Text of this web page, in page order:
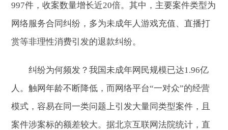
997件，收案数量增长近20倍。其中，主要案件类型为
网络服务合同纠纷，多为未成年人游戏充值、直播打
赏等非理性消费引发的退款纠纷。
纠纷为何频发？我国未成年网民规模已达1.96亿
人。触网年龄不断降低，而网络平台“一对众”的经营
模式，容易在同一类问题上引发大量同类型案件，且
案件涉案标的额差较大。据北京互联网法院统计，直